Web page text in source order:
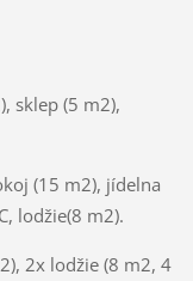
sklep (5 m2),
(15 m2), jídelna
lodžie(8 m2).
2x lodžie (8 m2, 4